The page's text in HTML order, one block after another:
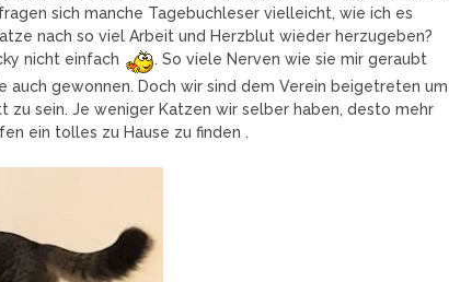
sich manche Tagebuchleser vielleicht, wie ich es
nach so viel Arbeit und Herzblut wieder herzugeben?
nicht einfach
. So viele Nerven wie sie mir geraubt
auch gewonnen. Doch wir sind dem Verein beigetreten um
zu sein. Je weniger Katzen wir selber haben, desto mehr
ein tolles zu Hause zu finden .